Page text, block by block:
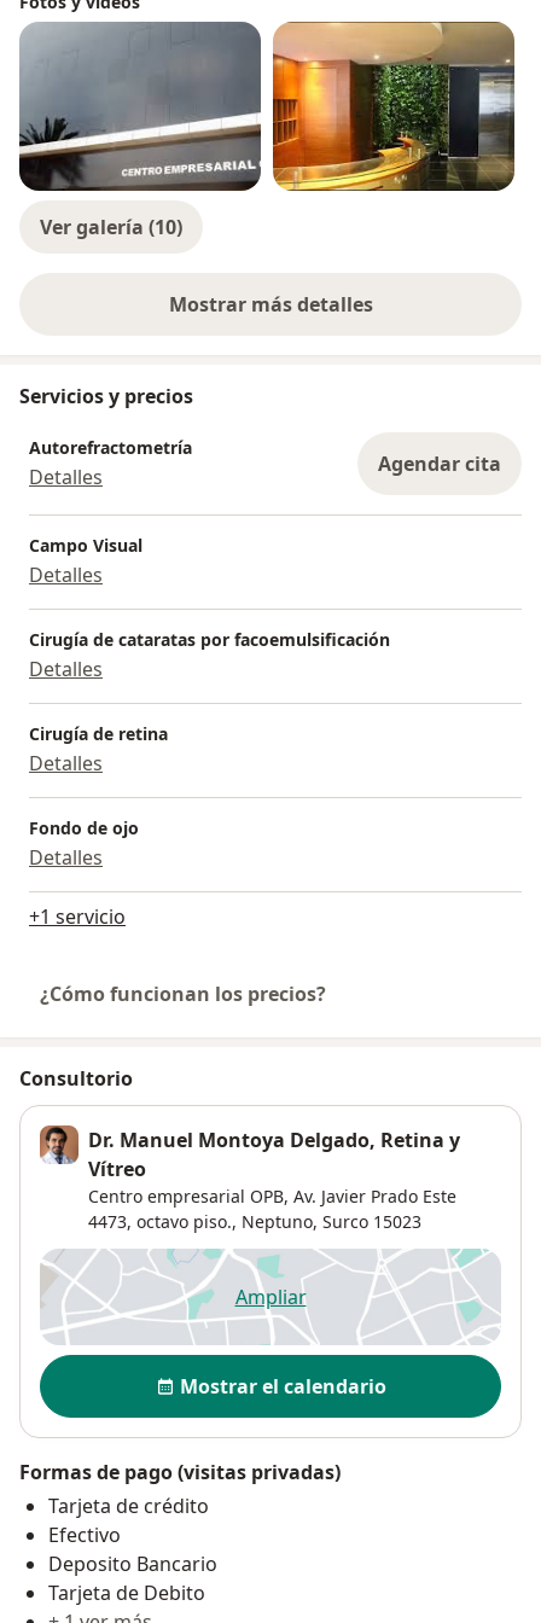
Ver galería (10)
Mostrar más detalles
sobre la experiencia
Servicios y precios
Autorefractometría
Detalles Agendar cita
Campo Visual
Detalles
Cirugía de cataratas por facoemulsificación
Detalles
Cirugía de retina
Detalles
Fondo de ojo
Detalles
+1 servicio
¿Cómo funcionan los precios?
Consultorio
Dr. Manuel Montoya Delgado, Retina y
Vítreo
Centro empresarial OPB, Av. Javier Prado Este
4473, octavo piso., Neptuno, Surco 15023
Ampliarse abre en una nueva
Disponibilidad
Mostrar el calendario
Formas de pago (visitas privadas)
Tarjeta de crédito
Efectivo
Deposito Bancario
Tarjeta de Debito